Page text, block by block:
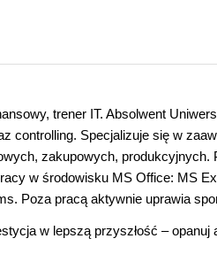
trener IT. Absolwent
controlling. Specjalizuje się w
zakupowych, produkcyjnych.
w środowisku MS Office: MS
Poza pracą aktywnie uprawia
w lepszą przyszłość –